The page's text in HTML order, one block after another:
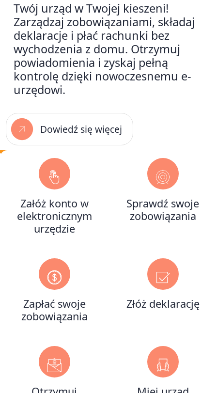
Twój urząd w Twojej kieszeni!
Zarządzaj zobowiązaniami, składaj
deklaracje i płać rachunki bez
wychodzenia z domu. Otrzymuj
powiadomienia i zyskaj pełną
kontrolę dzięki nowoczesnemu e-
urzędowi.
Dowiedź się więcej
Załóż konto w
elektronicznym
urzędzie
Sprawdź swoje
zobowiązania
Zapłać swoje
zobowiązania
Złóż deklarację